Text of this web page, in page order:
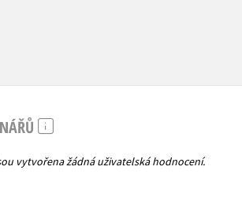
vytvořena žádná uživatelská hodnocení.